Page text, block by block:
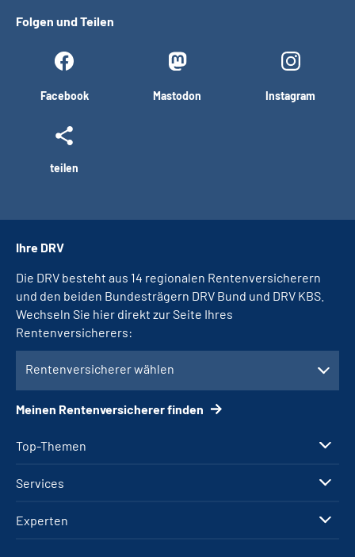
Folgen und Teilen
Facebook Mastodon Instagram
teilen
Top-Themen
Services
Experten
Ihre DRV
Die DRV besteht aus 14 regionalen Rentenversicherern
und den beiden Bundesträgern DRV Bund und DRV KBS.
Wechseln Sie hier direkt zur Seite Ihres
Rentenversicherers:
Rentenversicherer wählen
Meinen Rentenversicherer finden